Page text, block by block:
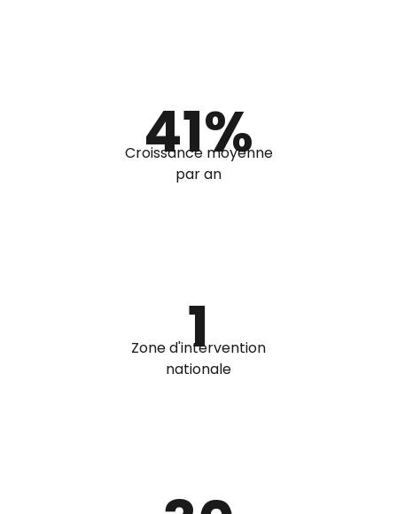
41%
Croissance moyenne
par an
1
Zone d'intervention
nationale